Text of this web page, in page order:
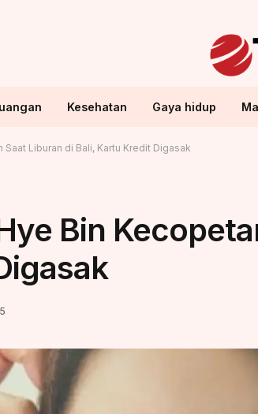
Kesehatan Gaya hidup
Liburan di Bali, Kartu Kredit Digasak
Bin